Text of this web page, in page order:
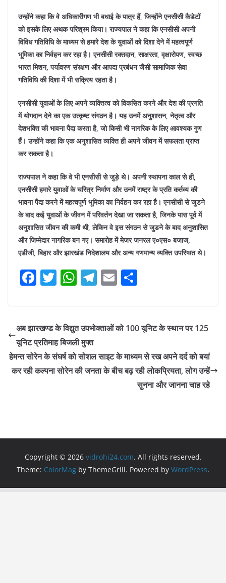
उन्होंने कहा कि वे अधिकारीगण भी बधाई के पात्र हैं, जिन्होंने एनसीसी कैडेटों
को इसके लिए अथक परिश्रम किया। राज्यपाल ने कहा कि एनसीसी अपनी
विविध गतिविधि के माध्यम से हमारे देश के युवाओं को दिशा देने में महत्वपूर्ण
भूमिका का निर्वहन कर रहा है। एनसीसी रक्तदान, साक्षरता, वृक्षारोपण, स्वच्छ
भारत मिशन, पर्यावरण संरक्षण और आपदा प्रबंधन जैसी सामाजिक सेवा
गतिविधि की दिशा में भी सक्रिय रहता है।
एनसीसी युवाओं के लिए अपने व्यक्तित्व को विकसित करने और देश की प्रगति
में योगदान देने का एक उत्कृष्ट संगठन है। यह उनमें अनुशासन, नेतृत्व और
देशभक्ति की भावना पैदा करता है, जो किसी भी नागरिक के लिए आवश्यक गुण
हैं। उन्होंने कहा कि एक अनुशासित व्यक्ति ही अपने जीवन में सफलता प्राप्त
कर सकता है।
राज्यपाल ने कहा कि वे भी एनसीसी से जुड़े थे। अपनी स्थापना काल से ही,
एनसीसी हमारे युवाओं के चरित्र निर्माण और उनमें राष्ट्र के प्रति कर्तव्य की
भावना पैदा करने में महत्वपूर्ण भूमिका का निर्वहन कर रहा है। एनसीसी से जुडने
के बाद कई युवाओं के जीवन में परिवर्तन देखा जा सकता है, जिनके पास पूर्व में
अनुशासित जीवन की कमी थी, लेकिन वे इस संगठन से जुडने के बाद अनुशासित
और जिम्मेदार नागरिक बन गए। समारोह में मेजर जनरल ए०एस० बजाज,
एडीजी, बिहार और झारखंड निदेशालय और अन्य गणमान्य व्यक्ति उपस्थित थे।
F
a
e
b
o
o
T
w
er
W
h
s
A
p
p
T
el
gr
m
E
m
l e
अब झारखण्ड के विद्युत उपभोक्ताओं को 100 यूनिट के स्थान पर 125
यूनिट प्रतिमाह बिजली मुफ्त
हेमन्त सोरेन के संघर्ष को सोशल साइट के माध्यम से रख अपने दर्द को बयां
कर रही कल्पना सोरेन की जनता के बीच बढ़ रही लोकप्रियता, लोग उन्हें
सुनना और जानना चाह रहे
Copyright © 2026 vidrohi24.com. All rights reserved.
Theme: ColorMag by ThemeGrill. Powered by WordPress.